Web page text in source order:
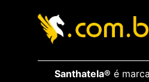
Santhatela® é